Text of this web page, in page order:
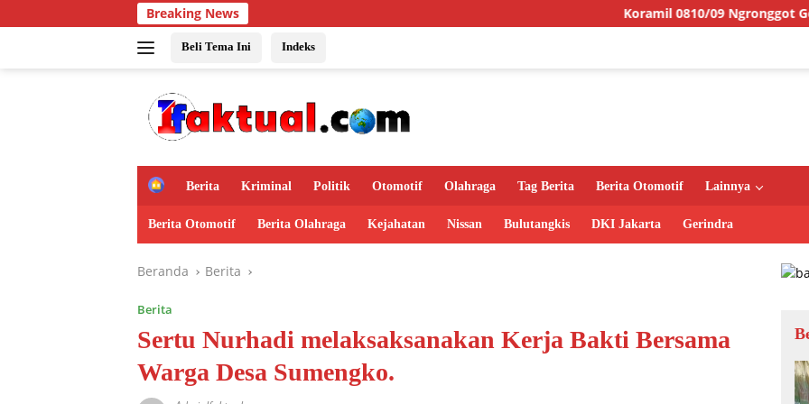
ke
Breaking News Koramil 0810/09 Ngronggot Gelar Jumat
Beli Tema Ini Indeks
H
m
e
Berita Kriminal Politik Otomotif Olahraga Tag Berita Berita Otomotif Lainnya
Berita Otomotif Berita Olahraga Kejahatan Nissan Bulutangkis DKI Jakarta Gerindra
Beranda Berita
Berita
Sertu Nurhadi melaksaksanakan Kerja Bakti Bersama
Warga Desa Sumengko.